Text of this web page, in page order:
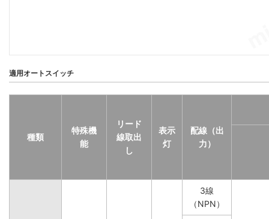
適用オートスイッチ
種類
特殊機
能
リード
線取出
し
表示
灯
配線（出
力）
3線
（NPN）